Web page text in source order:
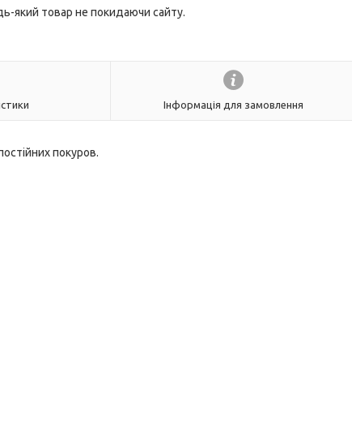
який товар не покидаючи сайту.
Інформація для замовлення
покуров.